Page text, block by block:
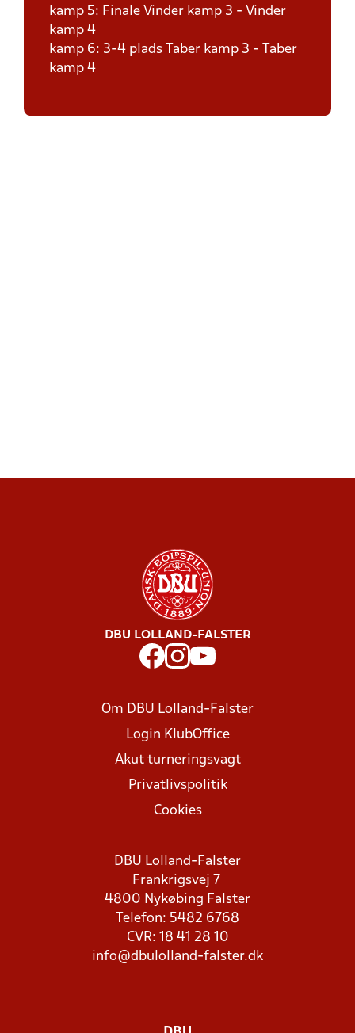
kamp 5: Finale Vinder kamp 3 - Vinder
kamp 4
kamp 6: 3-4 plads Taber kamp 3 - Taber
kamp 4
DBU LOLLAND-FALSTER
Om DBU Lolland-Falster
Login KlubOffice
Akut turneringsvagt
Privatlivspolitik
Cookies
DBU Lolland-Falster
Frankrigsvej 7
4800 Nykøbing Falster
Telefon: 5482 6768
CVR: 18 41 28 10
info@dbulolland-falster.dk